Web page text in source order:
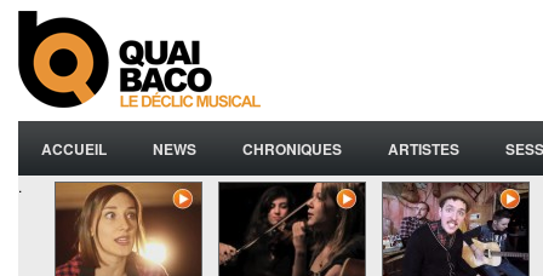
ACCUEIL NEWS CHRONIQUES ARTISTES
.